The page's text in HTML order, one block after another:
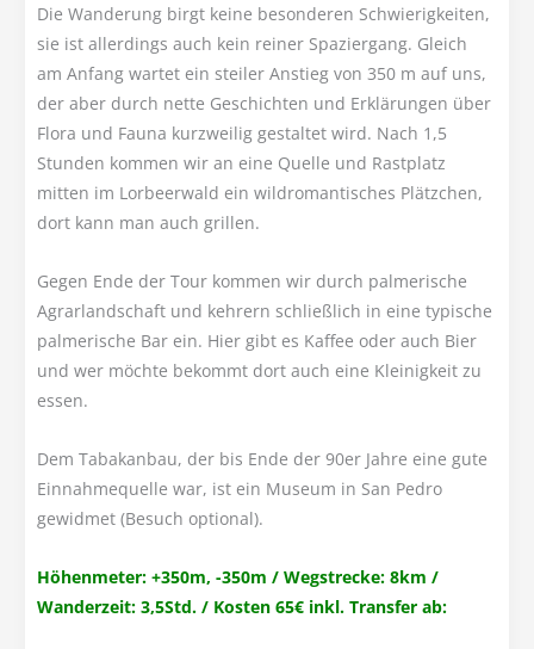
Die Wanderung birgt keine besonderen Schwierigkeiten,
sie ist allerdings auch kein reiner Spaziergang. Gleich
am Anfang wartet ein steiler Anstieg von 350 m auf uns,
der aber durch nette Geschichten und Erklärungen über
Flora und Fauna kurzweilig gestaltet wird. Nach 1,5
Stunden kommen wir an eine Quelle und Rastplatz
mitten im Lorbeerwald ein wildromantisches Plätzchen,
dort kann man auch grillen.
Gegen Ende der Tour kommen wir durch palmerische
Agrarlandschaft und kehrern schließlich in eine typische
palmerische Bar ein. Hier gibt es Kaffee oder auch Bier
und wer möchte bekommt dort auch eine Kleinigkeit zu
essen.
Dem Tabakanbau, der bis Ende der 90er Jahre eine gute
Einnahmequelle war, ist ein Museum in San Pedro
gewidmet (Besuch optional).
Höhenmeter: +350m, -350m / Wegstrecke: 8km /
Wanderzeit: 3,5Std. / Kosten 65€ inkl. Transfer ab: